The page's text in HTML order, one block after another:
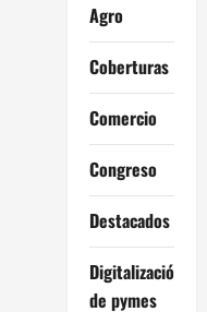
Agro
Coberturas
Comercio
Congreso
Destacados
Digitalización
de pymes